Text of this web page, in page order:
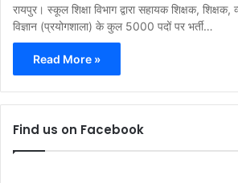
रायपुर। स्कूल शिक्षा विभाग द्वारा सहायक शिक्षक,
विज्ञान (प्रयोगशाला) के कुल 5000 पदों पर भर्ती…
Read More »
Find us on Facebook